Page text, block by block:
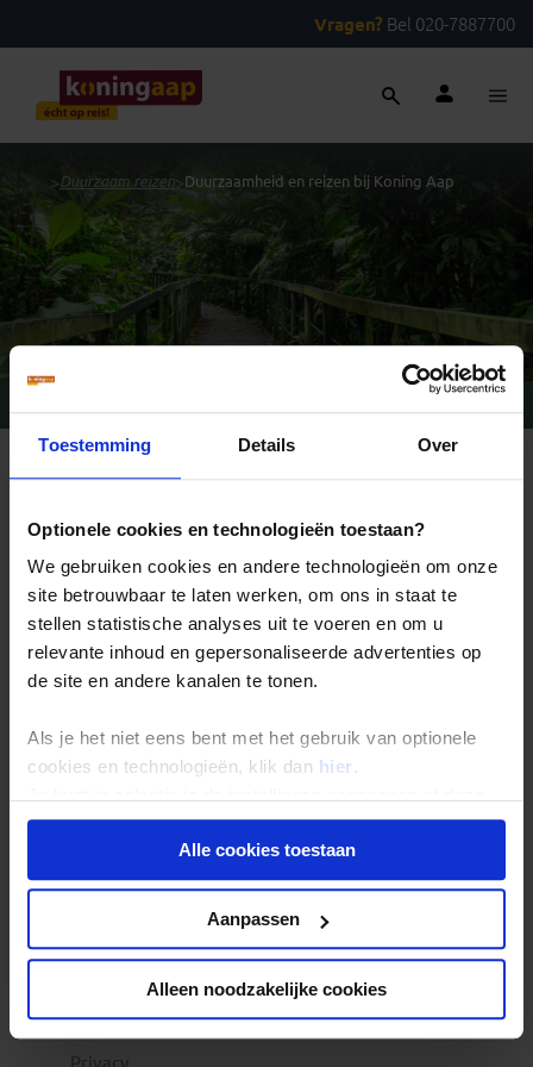
Toestemming Details Over
Optionele cookies en technologieën toestaan?
We gebruiken cookies en andere technologieën om onze
site betrouwbaar te laten werken, om ons in staat te
stellen statistische analyses uit te voeren en om u
relevante inhoud en gepersonaliseerde advertenties op
de site en andere kanalen te tonen.
Als je het niet eens bent met het gebruik van optionele
cookies en technologieën, klik dan hier .
onder aan de pagina op elk gewenst moment voor de
toekomst wijzigen.Alle cookies toestaan
Aanpassen
Alleen noodzakelijke cookies
Vragen? Bel 020-7887700
> Duurzaam reizen>Duurzaamheid en reizen bij Koning Aap
Duurzaam toerisme
Veelgestelde vragen
Reisverzekeringen
Groepsreizen
Pioniersreizen
Familiereizen 6+
Costa Rica reizen
Indonesie reizen
Marokko reizen
Zuid-Afrika reizen
INSPIRATIE & MEER
Beurzen & informatiedagen
Reisblog
Aanbiedingen en kortingen
Privacy